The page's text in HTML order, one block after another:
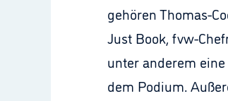
gehören Thomas-
Just Book, fvw-
unter anderem
dem Podium.